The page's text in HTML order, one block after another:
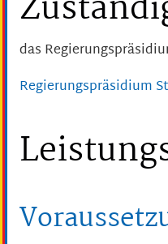
das
Regierungspräsidium